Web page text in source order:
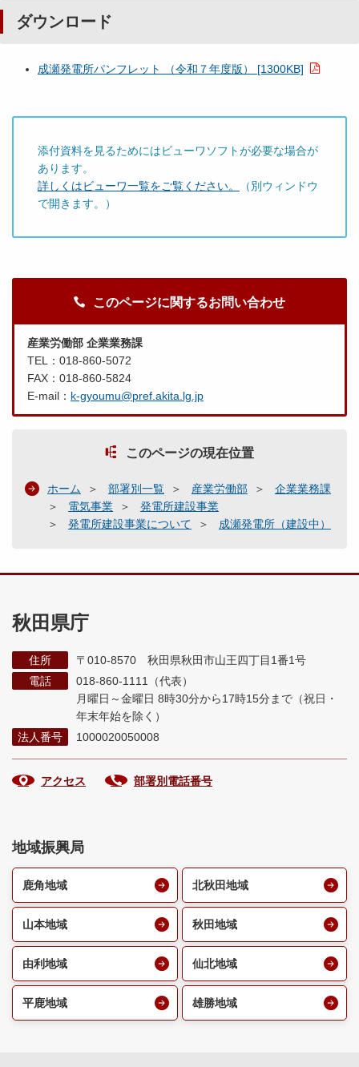
ダウンロード
成瀬発電所パンフレット （令和７年度版） [1300KB]
添付資料を見るためにはビューワソフトが必要な場合が
あります。
詳しくはビューワ一覧をご覧ください。
（別ウィンドウ
で開きます。）
このページに関するお問い合わせ
産業労働部 企業業務課
TEL：018-860-5072
FAX：018-860-5824
E-mail： k-gyoumu@pref.akita.lg.jp
このページの現在位置
ホーム 部署別一覧 産業労働部
企業業務課
電気事業
発電所建設事業
発電所建設事業について
成瀬発電所（建設中）
秋田県庁
住所
〒010-8570 秋田県秋田市山王四丁目1番1号
電話
018-860-1111（代表）
月曜日～金曜日 8時30分から17時15分まで （祝日・
年末年始を除く）
法人番号
1000020050008
アクセス 部署別電話番号
地域振興局
鹿角地域 北秋田地域
山本地域 秋田地域
由利地域 仙北地域
平鹿地域 雄勝地域